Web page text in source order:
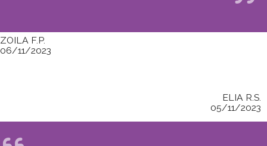
ZOILA F.P.
06/11/2023
ELIA R.S.
05/11/2023